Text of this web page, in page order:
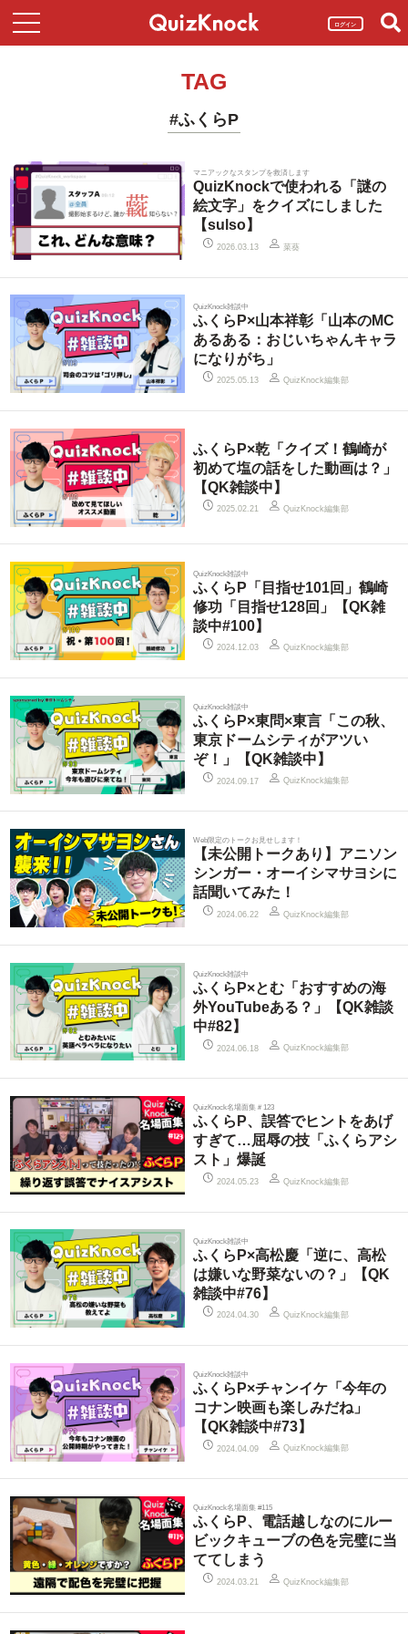
ログイン
TAG
#ふくらP
マニアックなスタンプを救済します
QuizKnockで使われる「謎の
絵文字」をクイズにしました
【sulso】
2026.03.13 菜葵
QuizKnock雑談中
ふくらP×山本祥彰「山本のMC
あるある：おじいちゃんキャラ
になりがち」
2025.05.13 QuizKnock編集部
ふくらP×乾「クイズ！鶴崎が
初めて塩の話をした動画は？」
【QK雑談中】
2025.02.21 QuizKnock編集部
QuizKnock雑談中
ふくらP「目指せ101回」鶴崎
修功「目指せ128回」【QK雑
談中#100】
2024.12.03 QuizKnock編集部
QuizKnock雑談中
ふくらP×東問×東言「この秋、
東京ドームシティがアツい
ぞ！」【QK雑談中】
2024.09.17 QuizKnock編集部
Web限定のトークお見せします！
【未公開トークあり】アニソン
シンガー・オーイシマサヨシに
話聞いてみた！
2024.06.22 QuizKnock編集部
QuizKnock雑談中
ふくらP×とむ「おすすめの海
外YouTubeある？」【QK雑談
中#82】
2024.06.18 QuizKnock編集部
QuizKnock名場面集＃123
ふくらP、誤答でヒントをあげ
すぎて…屈辱の技「ふくらアシ
スト」爆誕
2024.05.23 QuizKnock編集部
QuizKnock雑談中
ふくらP×高松慶「逆に、高松
は嫌いな野菜ないの？」【QK
雑談中#76】
2024.04.30 QuizKnock編集部
QuizKnock雑談中
ふくらP×チャンイケ「今年の
コナン映画も楽しみだね」
【QK雑談中#73】
2024.04.09 QuizKnock編集部
QuizKnock名場面集 #115
ふくらP、電話越しなのにルー
ビックキューブの色を完璧に当
ててしまう
2024.03.21 QuizKnock編集部